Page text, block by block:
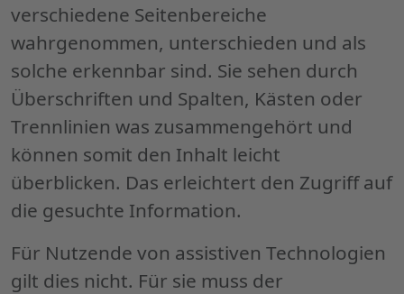
verschiedene Seitenbereiche
wahrgenommen, unterschieden und als
solche erkennbar sind. Sie sehen durch
Überschriften und Spalten, Kästen oder
Trennlinien was zusammengehört und
können somit den Inhalt leicht
überblicken. Das erleichtert den Zugriff auf
die gesuchte Information.
Für Nutzende von assistiven Technologien
gilt dies nicht. Für sie muss der